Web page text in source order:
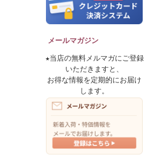
メールマガジン
★当店の無料メルマガにご登録
いただきますと、
お得な情報を定期的にお届け
します。